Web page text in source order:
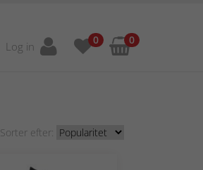
Log in 0 0
Sorter efter: